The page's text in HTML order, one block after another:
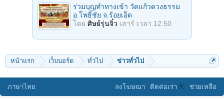
ร่วมบุญทําทางเข้า วัดแก้วดวงธรรม
อ.โพธิ์ชัย จ.ร้อยเอ็ด
โดย ศิษย์รุ่นจิ๋ว เสาร์ เวลา 12:50
หน้าแรก เว็บบอร์ด ทั่วไป ข่าวทั่วไป
ภาษาไทย ลงโฆษณา ติดต่อเรา ช่วยเหลือ